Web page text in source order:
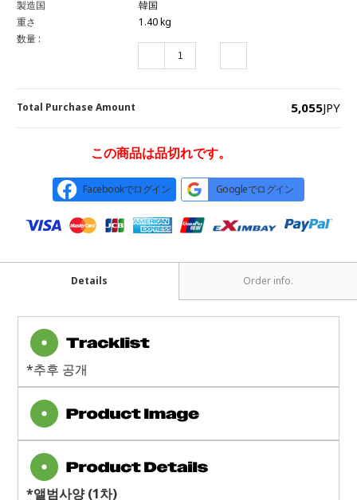
製造国
韓国
重さ
1.40 kg
数量 :
Total Purchase Amount 5,055JPY
この商品は品切れです。
Facebookでログイン Googleでログイン
Details Order info.
*추후 공개
*앨범사양(1차)